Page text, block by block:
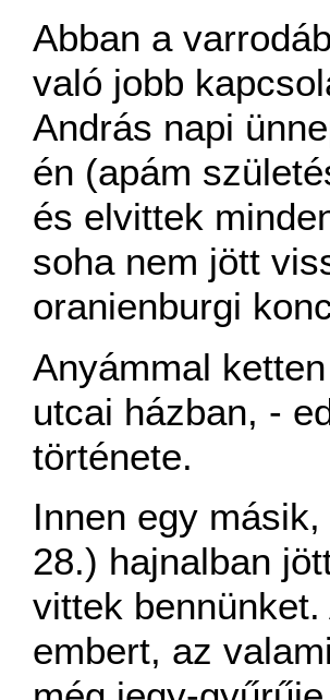
Abban a
való jobb
András napi
én (apám
és elvittek
soha nem jött
oranienburgi
Anyámmal
utcai házban, -
története.
Innen egy
28.) hajnalban
vittek
embert, az